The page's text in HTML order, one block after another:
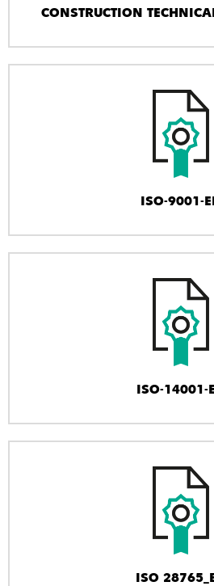
CONSTRUCTION
ISO-9001-
ISO-14001-
ISO